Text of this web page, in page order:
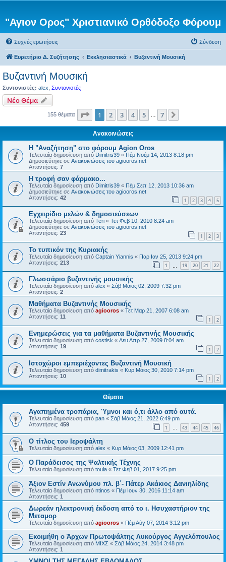
"Αγιον Ορος" Χριστιανικό Ορθόδοξο Φόρουμ
Συχνές ερωτήσεις Σύνδεση
Ευρετήριο Δ. Συζήτησης Εκκλησιαστικά Βυζαντινή Μουσική
Βυζαντινή Μουσική
Συντονιστές: alex Συντονιστές
Νέο Θέμα
155 θέματα Σελίδα από7
1 2 3 4 5 7
Ανακοινώσεις
Η "Αναζήτηση" στο φόρουμ Agion Oros
Τελευταία δημοσίευση από Dimitris39 « Πέμ Νοέμ 14, 2013 8:18 pm
Δημοσιεύτηκε σε Ανακοινώσεις του agiooros.net
Απαντήσεις: 7
H τροφή σαν φάρμακο...
Τελευταία δημοσίευση από Dimitris39 « Πέμ Σεπ 12, 2013 10:36 am
Δημοσιεύτηκε σε Ανακοινώσεις του agiooros.net
Απαντήσεις: 42 1 2 3 4 5
Εγχειρίδιο μελών & δημοσιεύσεων
Τελευταία δημοσίευση από Teri « Τετ Φεβ 10, 2010 8:24 am
Δημοσιεύτηκε σε Ανακοινώσεις του agiooros.net
Απαντήσεις: 23 1 2 3
Το τυπικόν της Κυριακής
Τελευταία δημοσίευση από Captain Yiannis « Παρ Ιαν 25, 2013 9:24 pm
Απαντήσεις: 213 1 19 20 21 22
Γλωσσάριο βυζαντινής μουσικής
Τελευταία δημοσίευση από alex « Σάβ Μάιος 02, 2009 7:32 pm
Απαντήσεις: 2
Μαθήματα Βυζαντινής Μουσικής
Τελευταία δημοσίευση από agiooros « Τετ Μαρ 21, 2007 6:08 am
Απαντήσεις: 11 1 2
Ενημερώσεις για τα μαθήματα Βυζαντινής Μουσικής
Τελευταία δημοσίευση από costisk « Δευ Απρ 27, 2009 8:04 am
Απαντήσεις: 19 1 2
Ιστοχώροι εμπεριέχοντες Βυζαντινή Μουσική
Τελευταία δημοσίευση από dimitrakis « Κυρ Μάιος 30, 2010 7:14 pm
Απαντήσεις: 10 1 2
Θέματα
Αγαπημένα τροπάρια, Ύμνοι και ό,τι άλλο από αυτά.
Τελευταία δημοσίευση από pan « Σάβ Μάιος 21, 2022 6:49 pm
Απαντήσεις: 459 1 … 43 44 45 46
O τίτλος του Ιεροψάλτη
Τελευταία δημοσίευση από alex « Κυρ Μάιος 03, 2009 12:41 pm
O Παράδεισος της Ψαλτικής Τέχνης
Τελευταία δημοσίευση από toula « Τετ Φεβ 01, 2017 9:25 pm
Άξιον Εστίν Ανωνύμου πλ. β΄- Πάτερ Ακάκιος Δανιηλίδης
Τελευταία δημοσίευση από ntinos « Πέμ Ιουν 30, 2016 11:14 am
Απαντήσεις: 1
Δωρεάν ηλεκτρονική έκδοση από το ι. Ησυχαστήριον της
Μεταμορ
Τελευταία δημοσίευση από agiooros « Πέμ Αύγ 07, 2014 3:12 pm
Εκοιμήθη ο Άρχων Πρωτοψάλτης Λυκούργος Αγγελόπουλος
Τελευταία δημοσίευση από ΜΙΧΣ « Σάβ Μάιος 24, 2014 3:48 pm
Απαντήσεις: 1